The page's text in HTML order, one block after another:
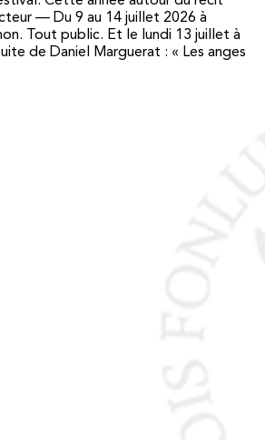
— Du 9 au 14 juillet 2026 à
Tout public. Et le lundi 13 juillet à
de Daniel Marguerat : « Les anges